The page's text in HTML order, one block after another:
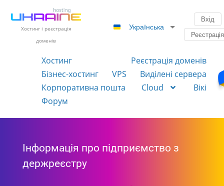
Хостинг і реєстрація
доменів
Українська
Вхід
Реєстрація
Хостинг
Реєстрація доменів
Бізнес-хостинг
VPS
Виділені сервера
Корпоративна пошта
Cloud
Вікі
Форум
Інформація про підприємство з
держреєстру